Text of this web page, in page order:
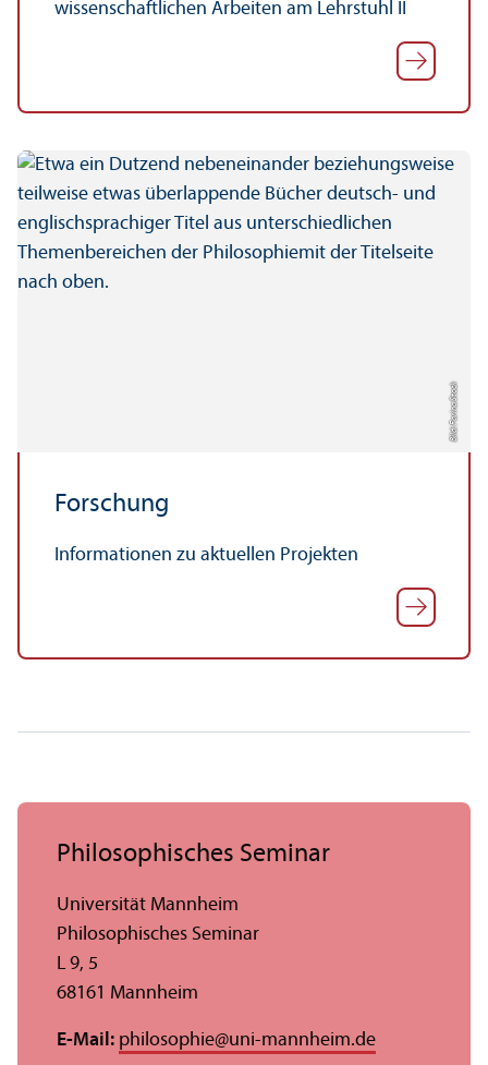
wissenschaft­lichen Arbeiten am Lehr­stuhl II
Bild: Farina Stock
Forschung
Informationen zu aktuellen Projekten
Philosophisches Seminar
Universität Mannheim
Philosophisches Seminar
L 9, 5
68161 Mannheim
E-Mail: philosophie@uni-mannheim.de